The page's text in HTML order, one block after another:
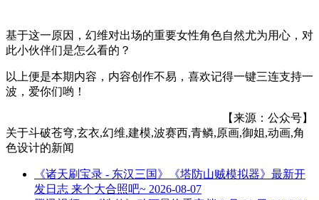
基于这一原因，幻维对出场的重要女性角色自然尤为用心，对
此小伙伴们是怎么看的？
以上便是本期内容，内容创作不易，喜欢记得一键三连支持一
波，爱你们哟！
【来源：公众号】
关于斗破苍穹,玄衣,幻维,建模,波赛西,青鳞,原画,御姐,动画,角
色设计的新闻
《诸天刷宝录 - 东汉三国》《塔防山贼模拟器》最新开
发日志 来个大合照吧~ 2026-08-07